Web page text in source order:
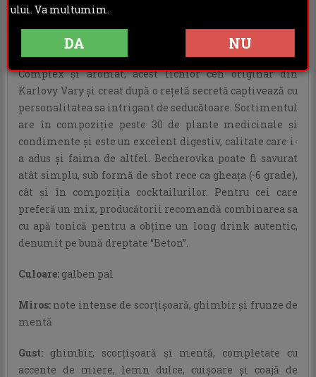
DESCRIERE
OPINII (0)
Complex şi aromat, acest lichior ceh originar din
Karlovy Vary şi creat după o reţetă secretă captivează cu
personalitatea sa intrigant de seducătoare. Sortimentul
are în compoziţie peste 30 de plante medicinale şi
condimente şi este un excelent digestiv, calitate care i-
a adus şi faima de altfel. Becherovka poate fi savurat
atât simplu, sub formă de shot rece ca gheaţa (-6 grade),
cât şi în compoziţia cocktailurilor. Pentru cei care
preferă un mix, producătorii recomandă combinarea sa
cu apă tonică pentru a obţine un long drink autentic,
denumit pe bună dreptate “Beton”.
Culoare: galben pal
Miros: note intense de scorţişoară, ghimbir şi frunze de
mentă
Gust: ghimbir, scorţişoară şi mentă, completate cu
accente de miere, lemn dulce, cuişoare şi coajă de
ului. Va multumim.
DA NU